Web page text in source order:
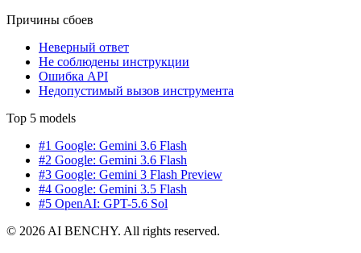
Причины сбоев
Неверный ответ
Не соблюдены инструкции
Ошибка API
Недопустимый вызов инструмента
Top 5 models
#1 Google: Gemini 3.6 Flash
#2 Google: Gemini 3.6 Flash
#3 Google: Gemini 3 Flash Preview
#4 Google: Gemini 3.5 Flash
#5 OpenAI: GPT-5.6 Sol
© 2026 AI BENCHY. All rights reserved.